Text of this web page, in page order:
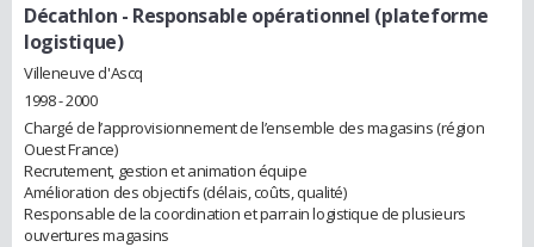
Décathlon - Responsable opérationnel (plateforme
logistique)
Villeneuve d'Ascq
1998 - 2000
Chargé de l’approvisionnement de l’ensemble des magasins (région
Ouest France)
Recrutement, gestion et animation équipe
Amélioration des objectifs (délais, coûts, qualité)
Responsable de la coordination et parrain logistique de plusieurs
ouvertures magasins